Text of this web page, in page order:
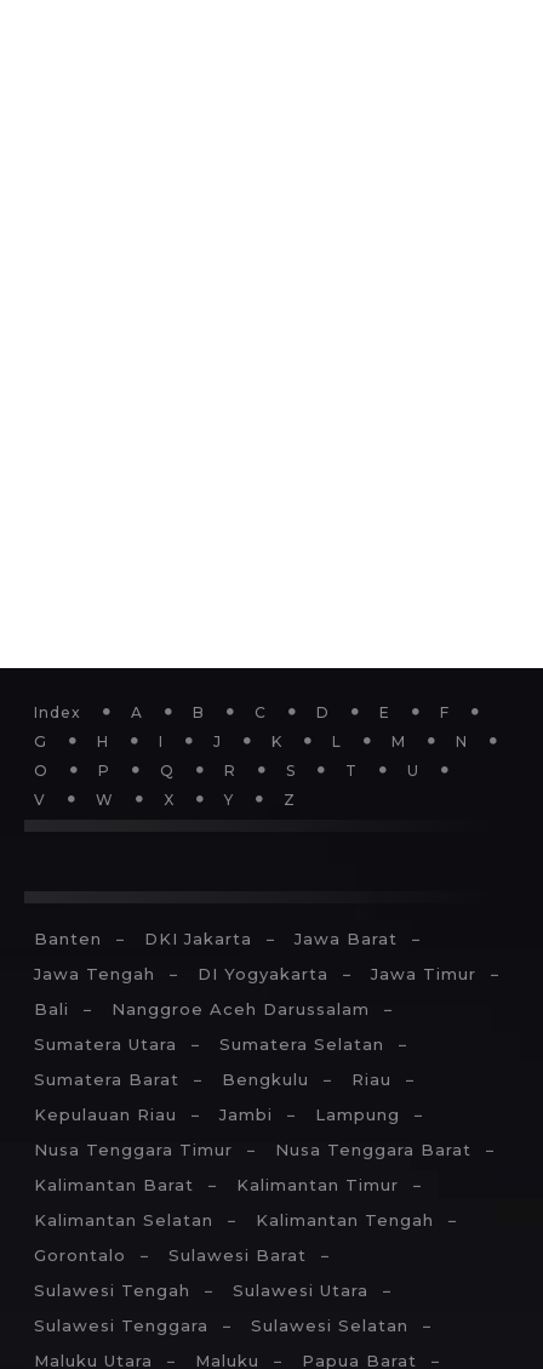
Index A B C D E
F
G
H I J K L M
N
O
P Q R S T
U
V
W X Y Z
Banten DKI Jakarta
Jawa Barat
Jawa Tengah
DI Yogyakarta
Jawa Timur
Bali
Nanggroe Aceh Darussalam
Sumatera Utara
Sumatera Selatan
Sumatera Barat
Bengkulu
Riau
Kepulauan Riau
Jambi
Lampung
Nusa Tenggara Timur
Nusa Tenggara Barat
Kalimantan Barat
Kalimantan Timur
Kalimantan Selatan
Kalimantan Tengah
Gorontalo
Sulawesi Barat
Sulawesi Tengah
Sulawesi Utara
Sulawesi Tenggara
Sulawesi Selatan
Maluku Utara
Maluku
Papua Barat